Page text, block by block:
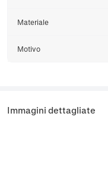
Materiale
Motivo
Immagini dettagliate